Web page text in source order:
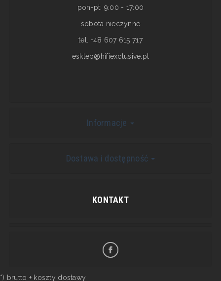
pon-pt: 9:00 - 17:00
sobota nieczynne
tel. +48 607 615 717
esklep@hifiexclusive.pl
Informacje
Dostawa i dostępność
KONTAKT
*) brutto + koszty dostawy